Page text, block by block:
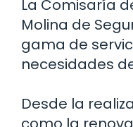
La Comisaría
Molina de
gama de
necesidades
Desde la